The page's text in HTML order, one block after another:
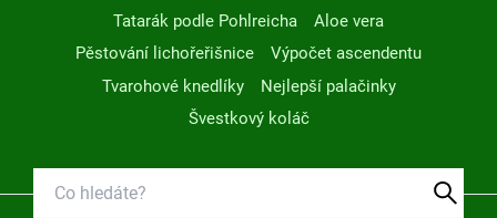
Tatarák podle Pohlreicha
Aloe vera
Pěstování lichořeřišnice
Výpočet ascendentu
Tvarohové knedlíky
Nejlepší palačinky
Švestkový koláč